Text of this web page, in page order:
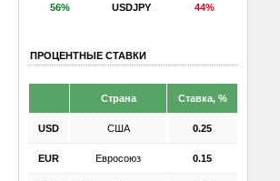
56% USDJPY 44%
ПРОЦЕНТНЫЕ СТАВКИ
Страна Ставка, %
USD США 0.25
EUR Евросоюз 0.15